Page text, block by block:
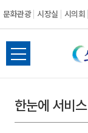
문화관광 시장실 시의회
전
체
뉴
열
한눈에 서비스